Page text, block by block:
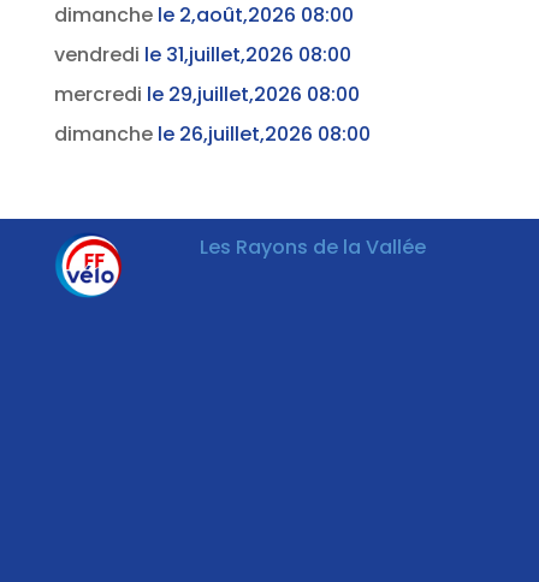
dimanchele 2,août,2026 08:00
vendredi le 31,juillet,2026 08:00
mercredi le 29,juillet,2026 08:00
dimanchele 26,juillet,2026 08:00
Les Rayons de la Vallée